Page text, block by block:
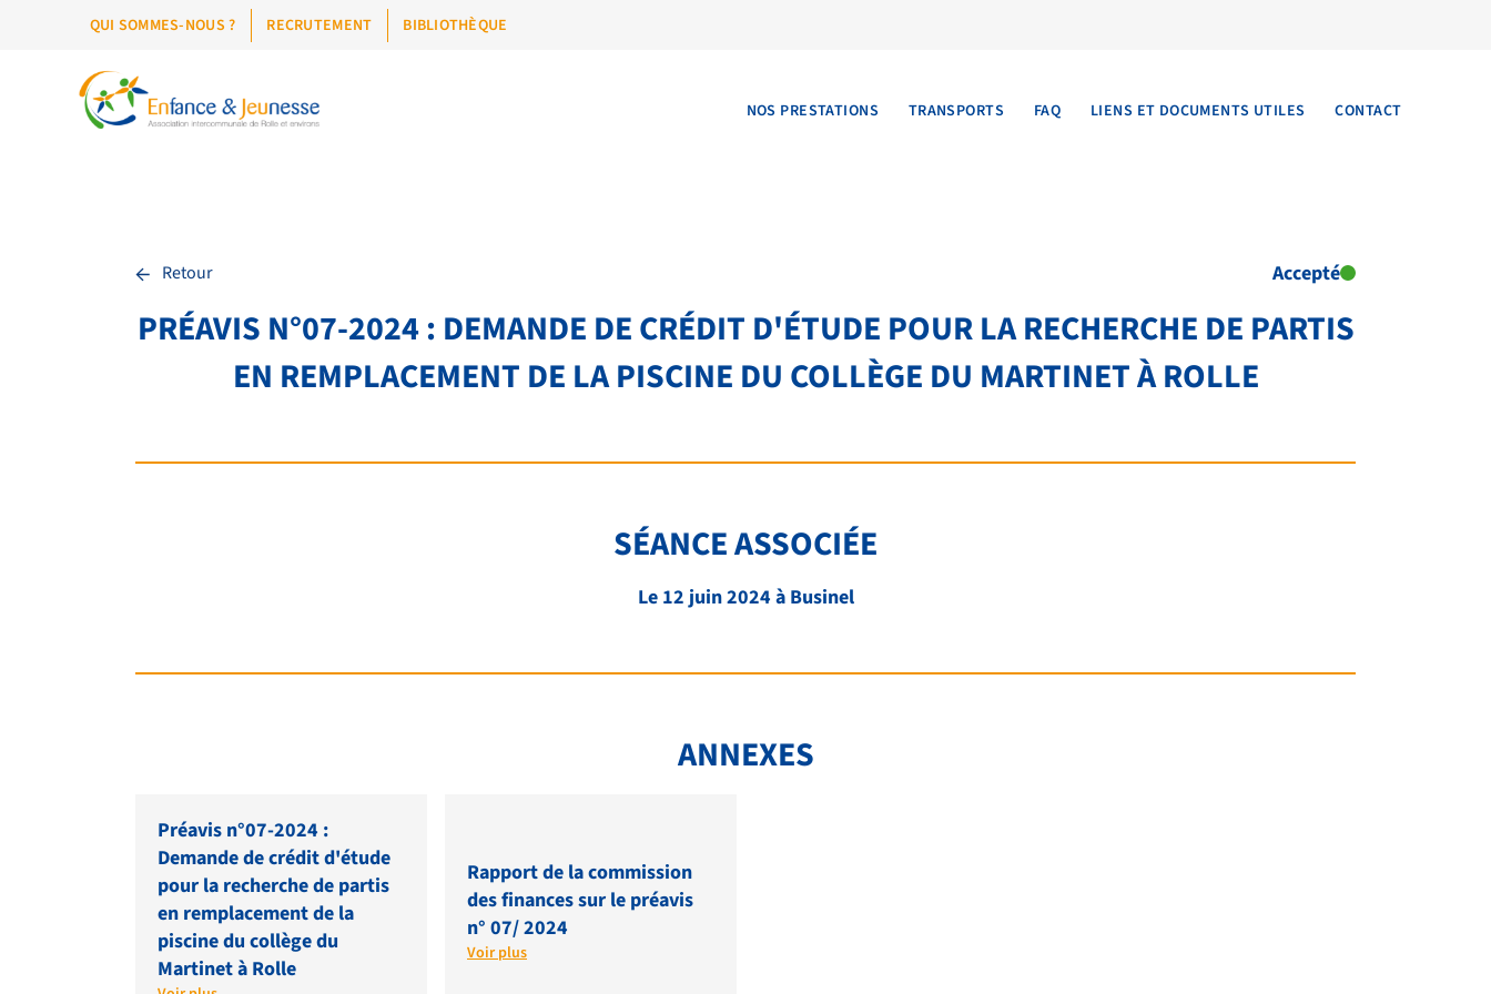
QUI SOMMES-NOUS ? RECRUTEMENT BIBLIOTHÈQUE
NOS PRESTATIONS TRANSPORTS FAQ LIENS ET DOCUMENTS UTILES CONTACT
← Retour Accepté
PRÉAVIS N°07-2024 : DEMANDE DE CRÉDIT D'ÉTUDE POUR LA RECHERCHE DE PARTIS
EN REMPLACEMENT DE LA PISCINE DU COLLÈGE DU MARTINET À ROLLE
SÉANCE ASSOCIÉE
Le 12 juin 2024 à Businel
ANNEXES
Préavis n°07-2024 :
Demande de crédit d'étude
pour la recherche de partis
en remplacement de la
piscine du collège du
Martinet à Rolle
Rapport de la commission
des finances sur le préavis
n° 07/ 2024
Voir plus